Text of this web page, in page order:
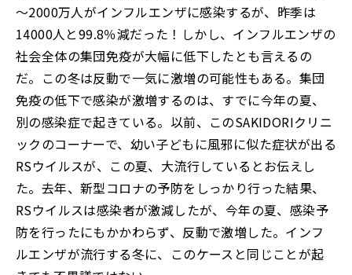
～2000万人がインフルエンザに感染するが、昨季は
14000人と99.8％減だった！しかし、インフルエンザの
社会全体の集団免疫が大幅に低下したとも言えるの
だ。この冬は反動で一気に激増の可能性もある。集団
免疫の低下で感染が激増するのは、すでに今年の夏、
別の感染症で起きている。以前、このSAKIDORIクリニ
ックのコーナーで、幼い子どもに風邪に似た症状が出る
RSウイルスが、この夏、大流行しているとお伝えし
た。去年、新型コロナの予防をしっかり行った結果、
RSウイルスは感染者が激減したが、今年の夏、感染予
防を行ったにもかかわらず、反動で激増した。インフ
ルエンザが流行する冬に、このケースと同じことが起